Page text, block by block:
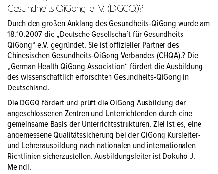
Gesundheits-QiGong e. V. (DGGQ)?
Durch den großen Anklang des Gesundheits-QiGong wurde am
18.10.2007 die „Deutsche Gesellschaft für Gesundheits
QiGong“ e.V. gegründet. Sie ist offizieller Partner des
Chinesischen Gesundheits-QiGong Verbandes (CHQA).? Die
„German Health QiGong Association“ fördert die Ausbildung
des wissenschaftlich erforschten Gesundheits-QiGong in
Deutschland.
Die DGGQ fördert und prüft die QiGong Ausbildung der
angeschlossenen Zentren und Unterrichtenden durch eine
gemeinsame Basis der Unterrichtsstrukturen. Ziel ist es, eine
angemessene Qualitätssicherung bei der QiGong Kursleiter-
und Lehrerausbildung nach nationalen und internationalen
Richtlinien sicherzustellen. Ausbildungsleiter ist Dokuho J.
Meindl.